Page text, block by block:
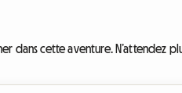
dans cette aventure. N’attendez